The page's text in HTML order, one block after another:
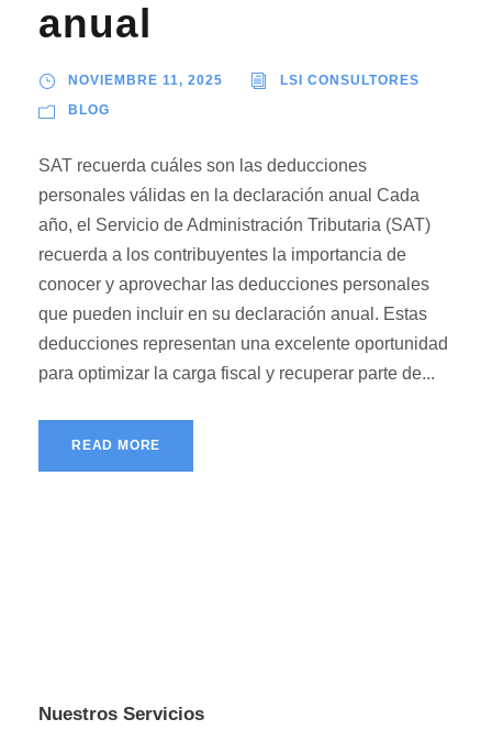
anual
NOVIEMBRE 11, 2025 LSI CONSULTORES
BLOG
SAT recuerda cuáles son las deducciones
personales válidas en la declaración anual Cada
año, el Servicio de Administración Tributaria (SAT)
recuerda a los contribuyentes la importancia de
conocer y aprovechar las deducciones personales
que pueden incluir en su declaración anual. Estas
deducciones representan una excelente oportunidad
para optimizar la carga fiscal y recuperar parte de...
READ MORE
Nuestros Servicios